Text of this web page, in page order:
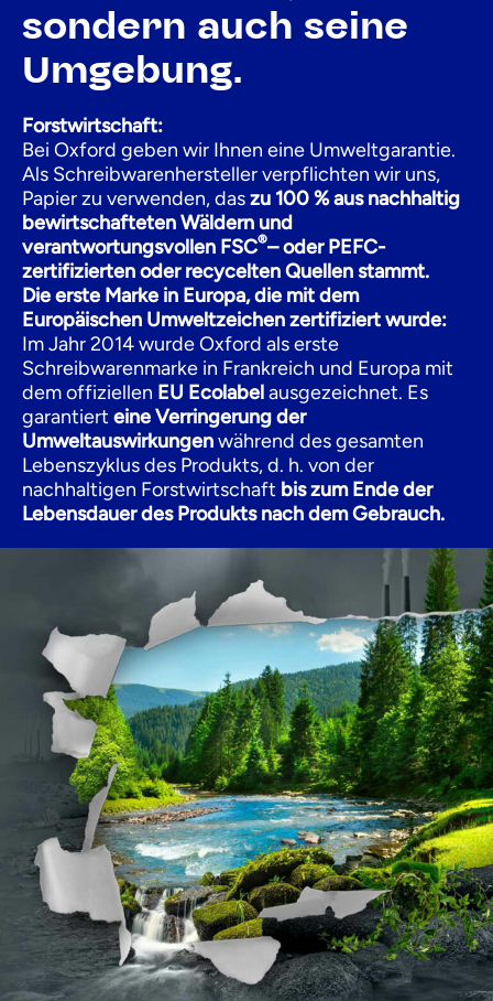
sondern auch seine
Umgebung.
Forstwirtschaft:
Bei Oxford geben wir Ihnen eine Umweltgarantie.
Als Schreibwarenhersteller verpflichten wir uns,
Papier zu verwenden, daszu 100 % aus nachhaltig
bewirtschafteten Wäldern und
verantwortungsvollen FSC®– oder PEFC-
zertifizierten oder recycelten Quellen stammt.
Die erste Marke in Europa, die mit dem
Europäischen Umweltzeichen zertifiziert wurde:
Im Jahr 2014 wurde Oxford als erste
Schreibwarenmarke in Frankreich und Europa mit
dem offiziellen EU Ecolabelausgezeichnet. Es
garantiert eine Verringerung der
Umweltauswirkungenwährend des gesamten
Lebenszyklus des Produkts, d. h. von der
nachhaltigen Forstwirtschaft bis zum Ende der
Lebensdauer des Produkts nach dem Gebrauch.